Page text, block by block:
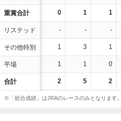
重賞合計
リステッド
その他特別
平場
合計
0 1 1
- - -
1 3 1
1 1 0
2 5 2
※「総合成績」はJRAのレースのみとなります。